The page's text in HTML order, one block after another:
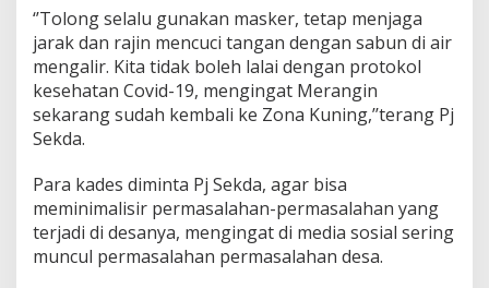
a
t
e
n
M
e
g
i
n
‘’Tolong selalu gunakan masker, tetap menjaga
jarak dan rajin mencuci tangan dengan sabun di air
mengalir. Kita tidak boleh lalai dengan protokol
kesehatan Covid-19, mengingat Merangin
sekarang sudah kembali ke Zona Kuning,’’terang Pj
Sekda.
Para kades diminta Pj Sekda, agar bisa
meminimalisir permasalahan-permasalahan yang
terjadi di desanya, mengingat di media sosial sering
muncul permasalahan permasalahan desa.